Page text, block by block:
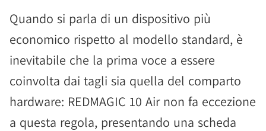
Quando si parla di un dispositivo più
economico rispetto al modello standard, è
inevitabile che la prima voce a essere
coinvolta dai tagli sia quella del comparto
hardware: REDMAGIC 10 Air non fa eccezione
a questa regola, presentando una scheda